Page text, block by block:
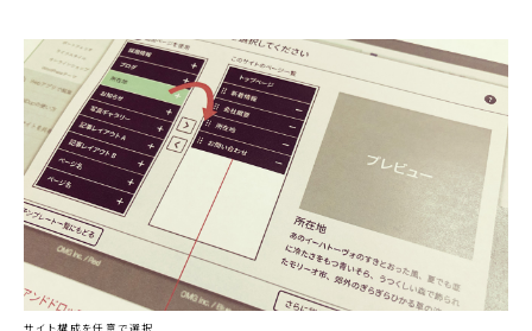
サイト構成を任意で選択